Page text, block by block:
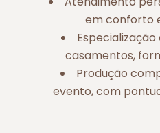
em conforto
casamentos,
Produção
evento, com